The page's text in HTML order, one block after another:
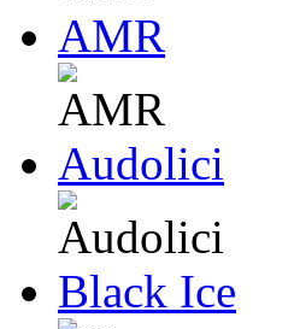
AMR
Audolici
Black Ice